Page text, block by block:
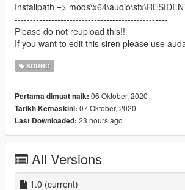
Installpath =>
--------------------------------------------------
Please do not reupload this!!
If you want to edit this siren please use
SOUND
Pertama dimuat naik: 06 Oktober, 2020
Tarikh Kemaskini: 07 Oktober, 2020
Last Downloaded: 23 hours ago
All Versions
1.0 (current)